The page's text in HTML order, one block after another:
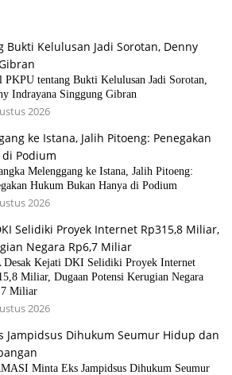
PKPU tentang Bukti Kelulusan Jadi Sorotan,
Indrayana Singgung Gibran
2026
Melenggang ke Istana, Jalih Pitoeng:
Hukum Bukan Hanya di Podium
2026
Desak Kejati DKI Selidiki Proyek Internet
Miliar, Dugaan Potensi Kerugian Negara
Miliar
2026
Minta Eks Jampidsus Dihukum Seumur